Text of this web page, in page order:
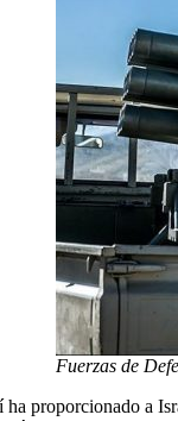
ha proporcionado a